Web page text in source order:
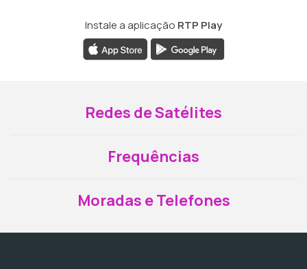
Instale a aplicação RTP Play
Redes de Satélites
Frequências
Moradas e Telefones